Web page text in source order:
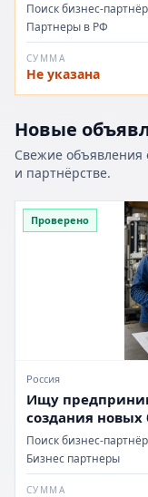
ООО выручкой
Поиск бизнес-
Партнеры в РФ
СУММА
Не указана
Новые
Свежие объявления
и партнёрстве.
Проверено
Россия
Ищу
создания новых
Поиск бизнес-
Бизнес партнеры
СУММА